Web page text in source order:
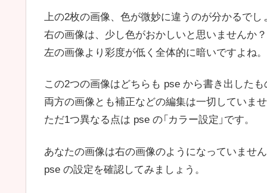
上の2枚の画像、色が微妙に違うのが分かるでし
右の画像は、少し色がおかしいと思いませんか？
左の画像より彩度が低く全体的に暗いですよね。
この2つの画像はどちらも pse から書き出したも
両方の画像とも補正などの編集は一切していま
ただ1つ異なる点は pse の「カラー設定」です。
あなたの画像は右の画像のようになっていませ
pse の設定を確認してみましょう。